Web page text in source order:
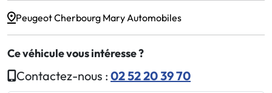
Peugeot Cherbourg Mary Automobiles
Ce véhicule vous intéresse ?
Contactez-nous : 02 52 20 39 70